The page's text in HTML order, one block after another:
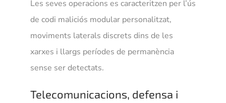
Les seves operacions es caracteritzen per l’ús
de codi maliciós modular personalitzat,
moviments laterals discrets dins de les
xarxes i llargs períodes de permanència
sense ser detectats.
Telecomunicacions, defensa i